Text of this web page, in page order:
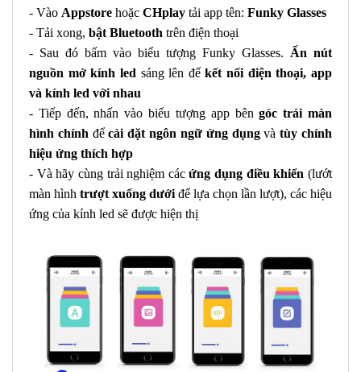
- Vào Appstore hoặc CHplay tải app tên: Funky Glasses
- Tải xong, bật Bluetooth trên điện thoại
- Sau đó bấm vào biểu tượng Funky Glasses. Ấn nút
nguồn mở kính led sáng lên đểkết nối điện thoại, app
và kính led với nhau
- Tiếp đến, nhấn vào biểu tượng app bêngóc trái màn
hình chính đểcài đặt ngôn ngữ ứng dụngvà tùy chỉnh
hiệu ứng thích hợp
- Và hãy cùng trải nghiệm cácứng dụng điều khiển (lướt
màn hình trượt xuống dưới để lựa chọn lần lượt), các hiệu
ứng của kính led sẽ được hiện thị